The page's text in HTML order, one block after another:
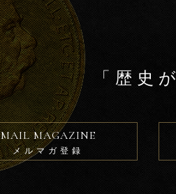
「歴史
MAIL MAGAZINE
メルマガ登録